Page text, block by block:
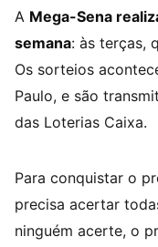
A Mega-Sena
semana: às terças,
Os sorteios
Paulo, e são
das Loterias Caixa.
Para conquistar o
precisa acertar
ninguém acerte, o